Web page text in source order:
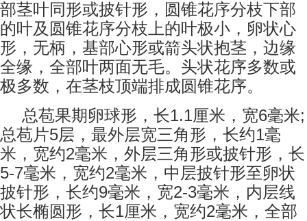
部茎叶同形或披针形，圆锥花序分枝下部
的叶及圆锥花序分枝上的叶极小，卵状心
形，无柄，基部心形或箭头状抱茎，边缘
全缘，全部叶两面无毛。头状花序多数或
极多数，在茎枝顶端排成圆锥花序。
总苞果期卵球形，长1.1厘米，宽6毫米;
总苞片5层，最外层宽三角形，长约1毫
米，宽约2毫米，外层三角形或披针形，长
5-7毫米，宽约2毫米，中层披针形至卵状
披针形，长约9毫米，宽2-3毫米，内层线
状长椭圆形，长1厘米，宽约2毫米，全部